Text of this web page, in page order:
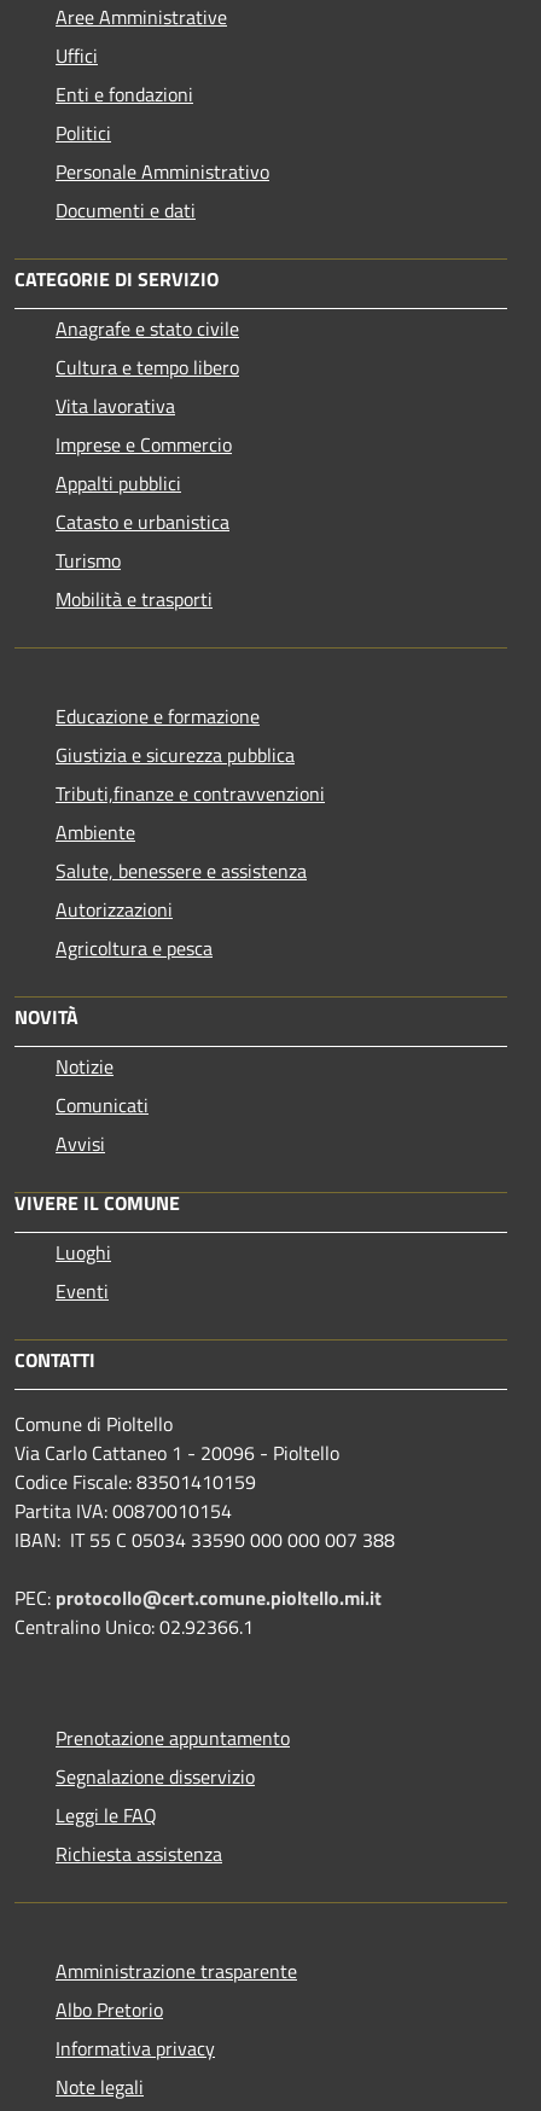
Aree Amministrative
Uffici
Enti e fondazioni
Politici
Personale Amministrativo
Documenti e dati
CATEGORIE DI SERVIZIO
Anagrafe e stato civile
Cultura e tempo libero
Vita lavorativa
Imprese e Commercio
Appalti pubblici
Catasto e urbanistica
Turismo
Mobilità e trasporti
Educazione e formazione
Giustizia e sicurezza pubblica
Tributi,finanze e contravvenzioni
Ambiente
Salute, benessere e assistenza
Autorizzazioni
Agricoltura e pesca
NOVITÀ
Notizie
Comunicati
Avvisi
VIVERE IL COMUNE
Luoghi
Eventi
CONTATTI
Comune di Pioltello
Via Carlo Cattaneo 1 - 20096 - Pioltello
Codice Fiscale: 83501410159
Partita IVA: 00870010154
IBAN: IT 55 C 05034 33590 000 000 007 388
PEC: protocollo@cert.comune.pioltello.mi.it
Centralino Unico: 02.92366.1
Prenotazione appuntamento
Segnalazione disservizio
Leggi le FAQ
Richiesta assistenza
Amministrazione trasparente
Albo Pretorio
Informativa privacy
Note legali